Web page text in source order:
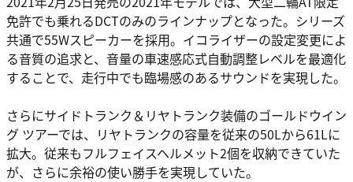
免許でも乗れるDCTのみのラインナップとなった。シリーズ
共通で55Wスピーカーを採用。イコライザーの設定変更によ
る音質の追求と、音量の車速感応式自動調整レベルを最適化
することで、走行中でも臨場感のあるサウンドを実現した。
さらにサイドトランク＆リヤトランク装備のゴールドウイン
グ ツアーでは、リヤトランクの容量を従来の50Lから61Lに
拡大。従来もフルフェイスヘルメット2個を収納できていた
が、さらに余裕の使い勝手を実現していた。